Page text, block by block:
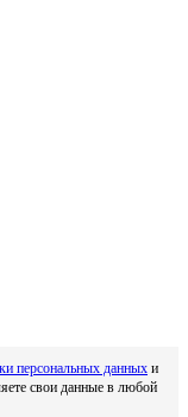
персональных данных и
свои данные в любой